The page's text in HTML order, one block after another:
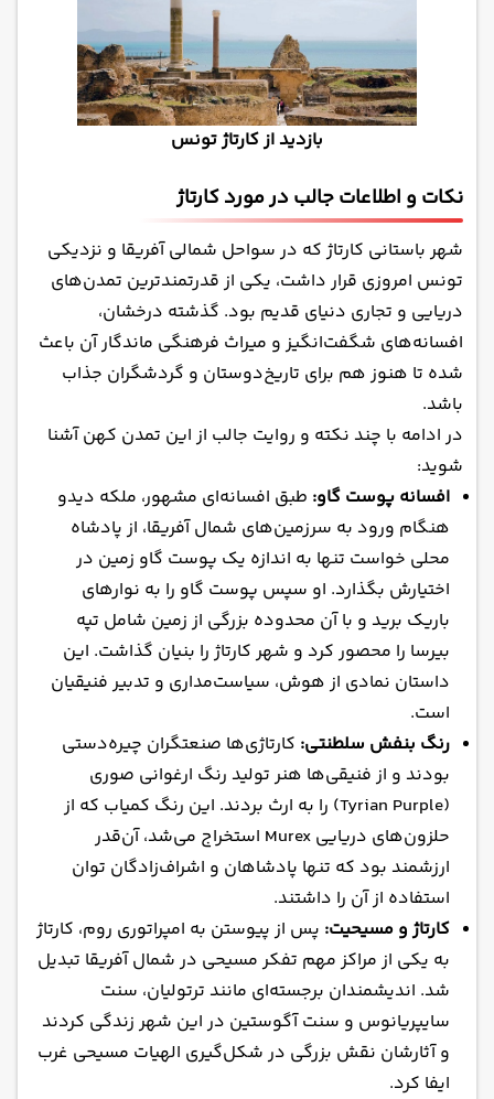
بازدید از کارتاژ تونس
نکات و اطلاعات جالب در مورد کارتاژ
شهر باستانی کارتاژ که در سواحل شمالی آفریقا و نزدیکی
تونس امروزی قرار داشت، یکی از قدرتمندترین تمدن‌های
دریایی و تجاری دنیای قدیم بود. گذشته درخشان،
افسانه‌های شگفت‌انگیز و میراث فرهنگی ماندگار آن باعث
شده تا هنوز هم برای تاریخ‌دوستان و گردشگران جذاب
باشد.
در ادامه با چند نکته و روایت جالب از این تمدن کهن آشنا
شوید:
افسانه پوست گاو: طبق افسانه‌ای مشهور، ملکه دیدو
هنگام ورود به سرزمین‌های شمال آفریقا، از پادشاه
محلی خواست تنها به اندازه یک پوست گاو زمین در
اختیارش بگذارد. او سپس پوست گاو را به نوارهای
باریک برید و با آن محدوده بزرگی از زمین شامل تپه
بیرسا را محصور کرد و شهر کارتاژ را بنیان گذاشت. این
داستان نمادی از هوش، سیاست‌مداری و تدبیر فنیقیان
است.
رنگ بنفش سلطنتی: کارتاژی‌ها صنعتگران چیره‌دستی
بودند و از فنیقی‌ها هنر تولید رنگ ارغوانی صوری
(Tyrian Purple) را به ارث بردند. این رنگ کمیاب که از
حلزون‌های دریایی Murex استخراج می‌شد، آن‌قدر
ارزشمند بود که تنها پادشاهان و اشراف‌زادگان توان
استفاده از آن را داشتند.
کارتاژ و مسیحیت: پس از پیوستن به امپراتوری روم، کارتاژ
به یکی از مراکز مهم تفکر مسیحی در شمال آفریقا تبدیل
شد. اندیشمندان برجسته‌ای مانند ترتولیان، سنت
سایپریانوس و سنت آگوستین در این شهر زندگی کردند
و آثارشان نقش بزرگی در شکل‌گیری الهیات مسیحی غرب
ایفا کرد.